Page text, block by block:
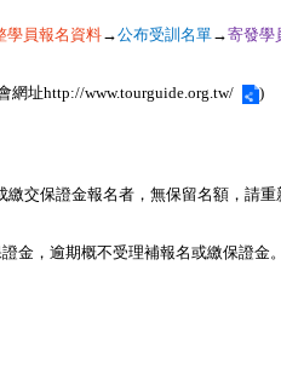
學員報名資料→公布受訓名單→寄發學
網址http://www.tourguide.org.tw/
)
交保證金報名者，無保留名額，請重
金，逾期概不受理補報名或繳保證金。